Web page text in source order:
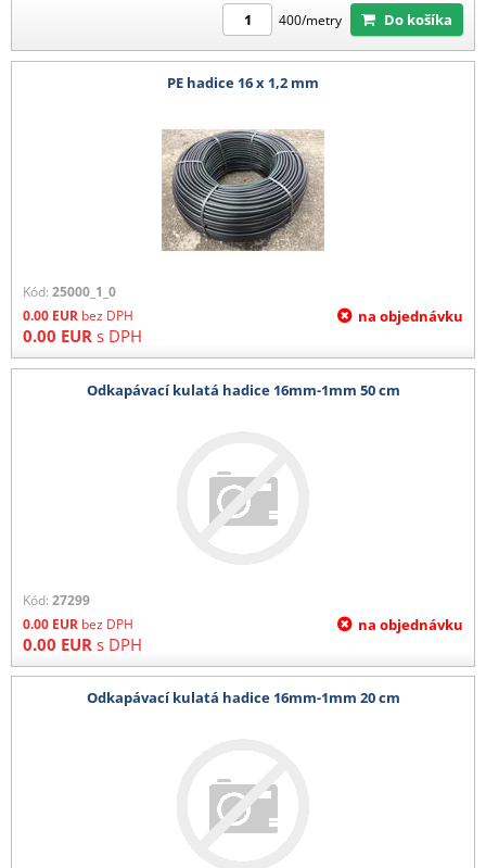
400/metry Do košíka
PE hadice 16 x 1,2 mm
Kód: 25000_1_0
0.00 EUR bez DPH
0.00 EUR s DPH
na objednávku
Odkapávací kulatá hadice 16mm-1mm 50 cm
Kód: 27299
0.00 EUR bez DPH
0.00 EUR s DPH
na objednávku
Odkapávací kulatá hadice 16mm-1mm 20 cm